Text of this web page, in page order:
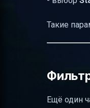
Такие
Ещё один